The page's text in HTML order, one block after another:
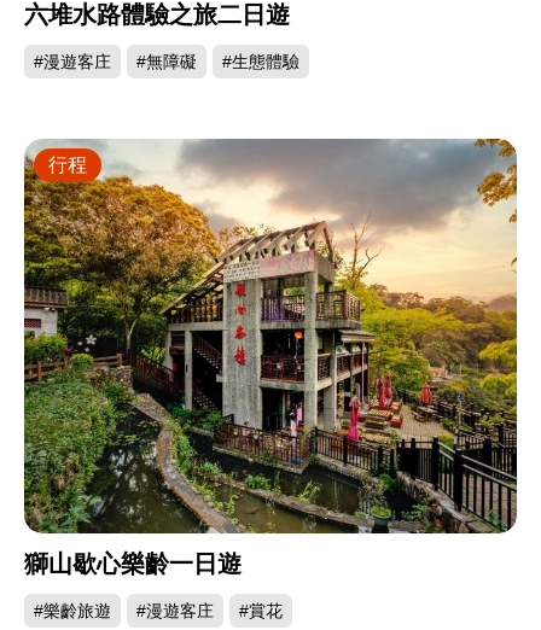
六堆水路體驗之旅二日遊
#漫遊客庄 #無障礙 #生態體驗
獅山歇心樂齡一日遊
#樂齡旅遊 #漫遊客庄 #賞花
行程